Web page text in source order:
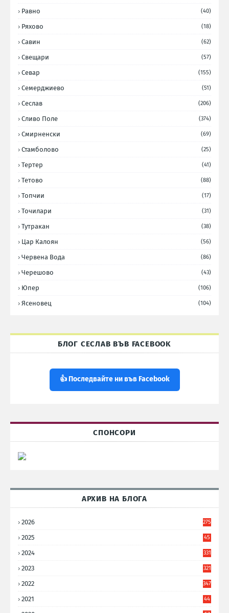
Равно (40)
Ряхово (18)
Савин (62)
Свещари (57)
Севар (155)
Семерджиево (51)
Сеслав (206)
Сливо Поле (374)
Смирненски (69)
Стамболово (25)
Тертер (41)
Тетово (88)
Топчии (17)
Точилари (31)
Тутракан (38)
Цар Калоян (56)
Червена Вода (86)
Черешово (43)
Юпер (106)
Ясеновец (104)
БЛОГ СЕСЛАВ ВЪВ FACEBOOK
👍 Последвайте ни във Facebook
СПОНСОРИ
АРХИВ НА БЛОГА
2026 275
2025
45
2024 331
2023 321
2022 347
2021
44